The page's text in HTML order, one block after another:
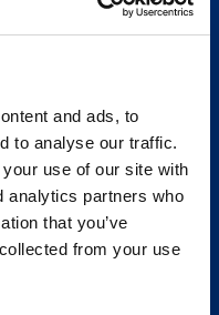
and ads, to
to analyse our traffic.
use of our site with
analytics partners who
that you’ve
from your use